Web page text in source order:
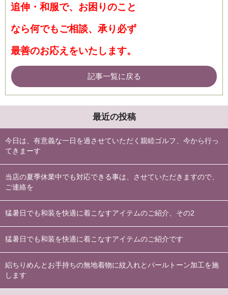
追伸・和服で、お困りのこと
なら何でもご相談、承り必ず
最善のお応えをいたします。
記事一覧に戻る
最近の投稿
今日は、有意義な一日を過させていただく親睦ゴルフ、今から行っ
てきまーす
当店の夏季休業中でも対応できる事は、させていただきますので、
ご連絡を
猛暑日でも和装を快適に着こなすアイテムのご紹介、その2
猛暑日でも和装を快適に着こなすアイテムのご紹介です
絽ちりめんとお手持ちの無地着物に紋入れとパールトーン加工を施
します